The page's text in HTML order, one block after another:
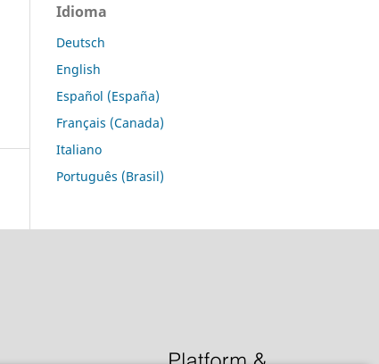
Idioma
Deutsch
English
Español (España)
Français (Canada)
Italiano
Português (Brasil)